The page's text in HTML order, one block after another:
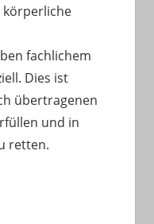
fachlichem
Dies ist
übertragenen
und in
retten.